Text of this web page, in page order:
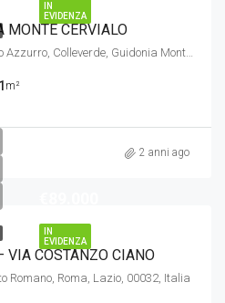
IN
EVIDENZA
MONTE CERVIALO
Piazza Monte Cervialto, Parco Azzurro, Colleverde, Guidonia Montecelio, Roma, Lazio, Italia
m²
2 anni ago
IN
EVIDENZA
VIA COSTANZO CIANO
Romano, Roma, Lazio, 00032, Italia